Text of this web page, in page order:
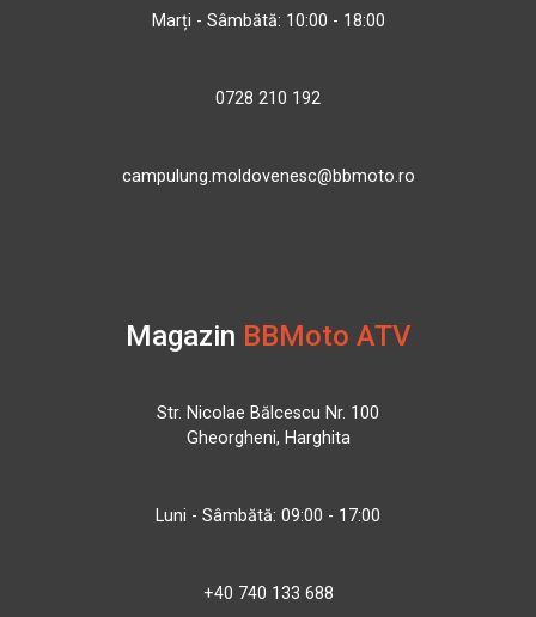
Marți - Sâmbătă: 10:00 - 18:00
0728 210 192
campulung.moldovenesc@bbmoto.ro
Magazin BBMoto ATV
Str. Nicolae Bălcescu Nr. 100
Gheorgheni, Harghita
Luni - Sâmbătă: 09:00 - 17:00
+40 740 133 688